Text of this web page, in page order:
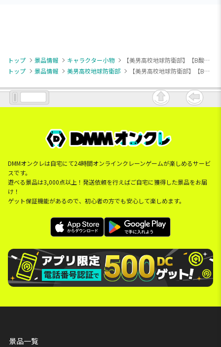
トップ 景品情報 キャラクター小物
【美男高校地球防衛部】【B酸ヶ湯愛琉志】TVアニメ「美男高校地球防衛部ハイカラ！」 キラキラビッグハート型缶バッジ（EX）
トップ
景品情報 美男高校地球防衛部 【美男高校地球防衛部】【B酸ヶ湯愛琉志】TVアニメ「美男高校地球防衛部ハイカラ！」 キラキラビッグハート型缶バッジ（EX）
DMMオンクレは自宅にて24時間オンラインクレーンゲームが楽しめるサービ
スです。
遊べる景品は3,000点以上！発送依頼を行えばご自宅に獲得した景品をお届
け！
ゲット保証機能があるので、初心者の方でも安心して楽しめます。
景品一覧